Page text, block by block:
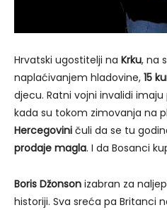
Hrvatski ugostitelji na Krku, na
naplaćivanjem hladovine, 15
djecu. Ratni vojni invalidi
kada su tokom zimovanja na
Hercegovini čuli da se tu
prodaje magla. I da Bosanci
Boris Džonson izabran za
historiji. Sva sreća pa Britanci